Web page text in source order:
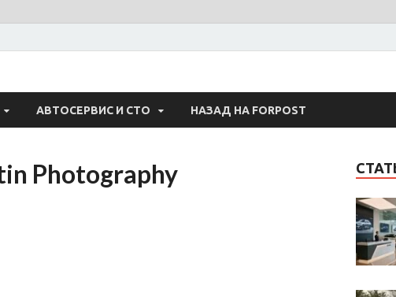
АВТОСЕРВИС И СТО НАЗАД НА FORPOST
Photography